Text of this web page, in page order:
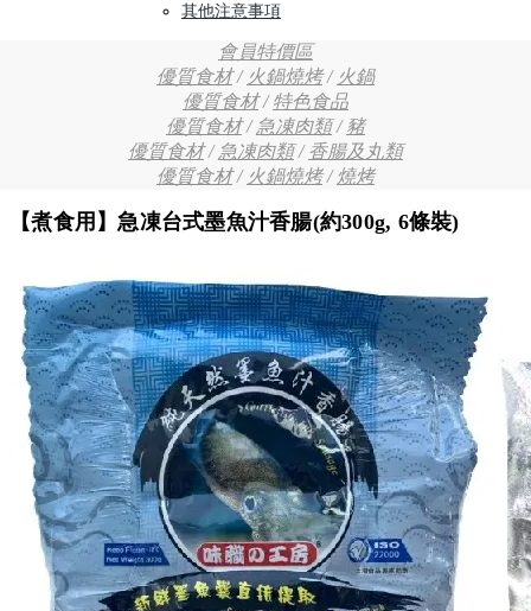
其他注意事項
會員特價區
優質食材/ 火鍋燒烤/ 火鍋
優質食材/特色食品
優質食材/急凍肉類/豬
優質食材/急凍肉類/ 香腸及丸類
優質食材/ 火鍋燒烤/ 燒烤
【煮食用】急凍台式墨魚汁香腸(約300g, 6條裝)